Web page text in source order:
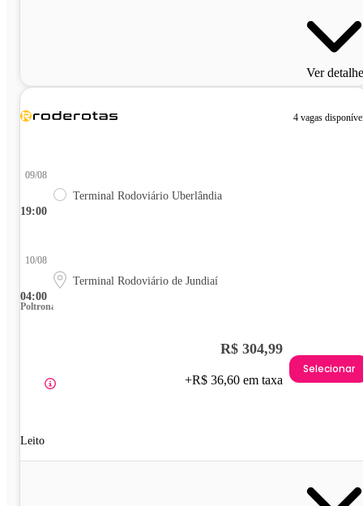
Ver
4 vagas
19:00
09/08
Terminal Rodoviário Uberlândia
04:00
10/08
Terminal Rodoviário de Jundiaí
Poltrona
Leito
R$ 304,99
+R$ 36,60 em taxa
Selecionar